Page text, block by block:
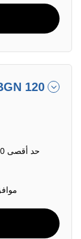
120
حد أقصى 30 يومًا أو كما هو موضح في التأشيرة الإلكترونية